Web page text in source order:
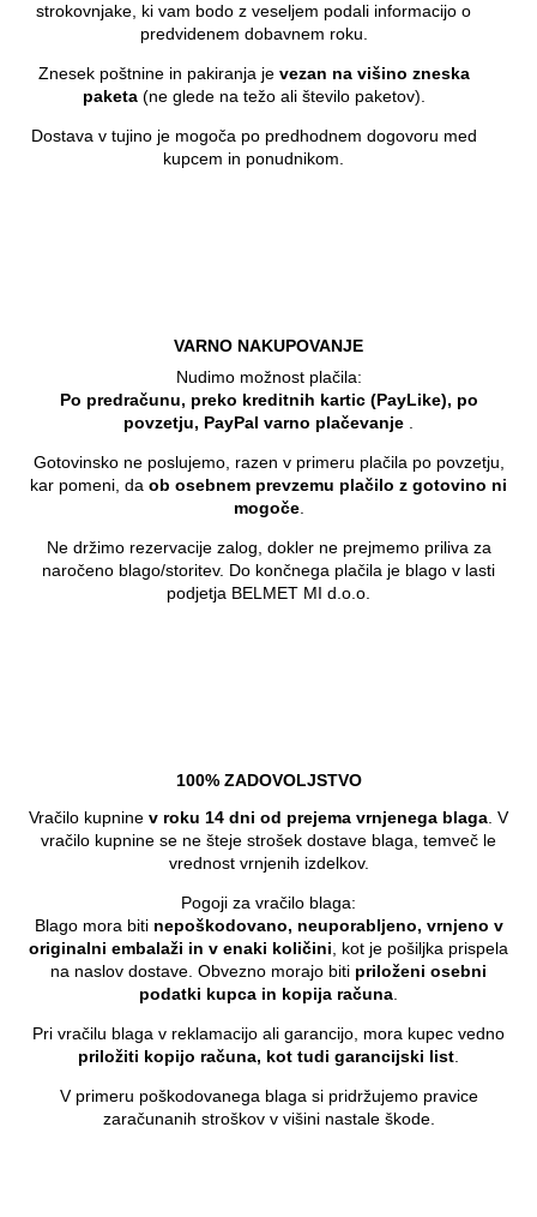
strokovnjake, ki vam bodo z veseljem podali informacijo o
predvidenem dobavnem roku.
Znesek poštnine in pakiranja je vezan na višino zneska
paketa(ne glede na težo ali število paketov).
Dostava v tujino je mogoča po predhodnem dogovoru med
kupcem in ponudnikom.
VARNO NAKUPOVANJE
Nudimo možnost plačila:
Po predračunu, preko kreditnih kartic (PayLike), po
povzetju, PayPal varno plačevanje
Gotovinsko ne poslujemo, razen v primeru plačila po povzetju,
kar pomeni, da ob osebnem prevzemu plačilo z gotovino ni
mogoče.
Ne držimo rezervacije zalog, dokler ne prejmemo priliva za
naročeno blago/storitev. Do končnega plačila je blago v lasti
podjetja BELMET MI d.o.o.
100% ZADOVOLJSTVO
Vračilo kupnine v roku 14 dni od prejema vrnjenega blaga . V
vračilo kupnine se ne šteje strošek dostave blaga, temveč le
vrednost vrnjenih izdelkov.
Pogoji za vračilo blaga:
Blago mora biti nepoškodovano, neuporabljeno, vrnjeno v
originalni embalaži in v enaki količini , kot je pošiljka prispela
na naslov dostave. Obvezno morajo biti priloženi osebni
podatki kupca in kopija računa
Pri vračilu blaga v reklamacijo ali garancijo, mora kupec vedno
priložiti kopijo računa, kot tudi garancijski list
V primeru poškodovanega blaga si pridržujemo pravice
zaračunanih stroškov v višini nastale škode.